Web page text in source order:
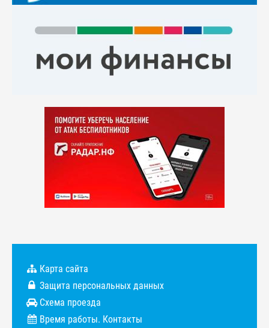
Карта сайта
Защита персональных данных
Схема проезда
Время работы. Контакты